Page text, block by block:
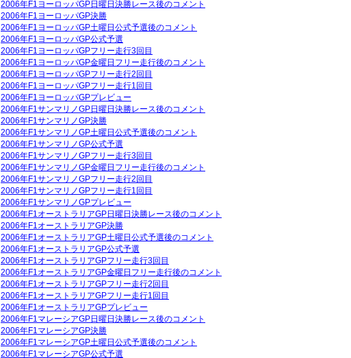
2006年F1ヨーロッパGP日曜日決勝レース後のコメント
2006年F1ヨーロッパGP決勝
2006年F1ヨーロッパGP土曜日公式予選後のコメント
2006年F1ヨーロッパGP公式予選
2006年F1ヨーロッパGPフリー走行3回目
2006年F1ヨーロッパGP金曜日フリー走行後のコメント
2006年F1ヨーロッパGPフリー走行2回目
2006年F1ヨーロッパGPフリー走行1回目
2006年F1ヨーロッパGPプレビュー
2006年F1サンマリノGP日曜日決勝レース後のコメント
2006年F1サンマリノGP決勝
2006年F1サンマリノGP土曜日公式予選後のコメント
2006年F1サンマリノGP公式予選
2006年F1サンマリノGPフリー走行3回目
2006年F1サンマリノGP金曜日フリー走行後のコメント
2006年F1サンマリノGPフリー走行2回目
2006年F1サンマリノGPフリー走行1回目
2006年F1サンマリノGPプレビュー
2006年F1オーストラリアGP日曜日決勝レース後のコメント
2006年F1オーストラリアGP決勝
2006年F1オーストラリアGP土曜日公式予選後のコメント
2006年F1オーストラリアGP公式予選
2006年F1オーストラリアGPフリー走行3回目
2006年F1オーストラリアGP金曜日フリー走行後のコメント
2006年F1オーストラリアGPフリー走行2回目
2006年F1オーストラリアGPフリー走行1回目
2006年F1オーストラリアGPプレビュー
2006年F1マレーシアGP日曜日決勝レース後のコメント
2006年F1マレーシアGP決勝
2006年F1マレーシアGP土曜日公式予選後のコメント
2006年F1マレーシアGP公式予選